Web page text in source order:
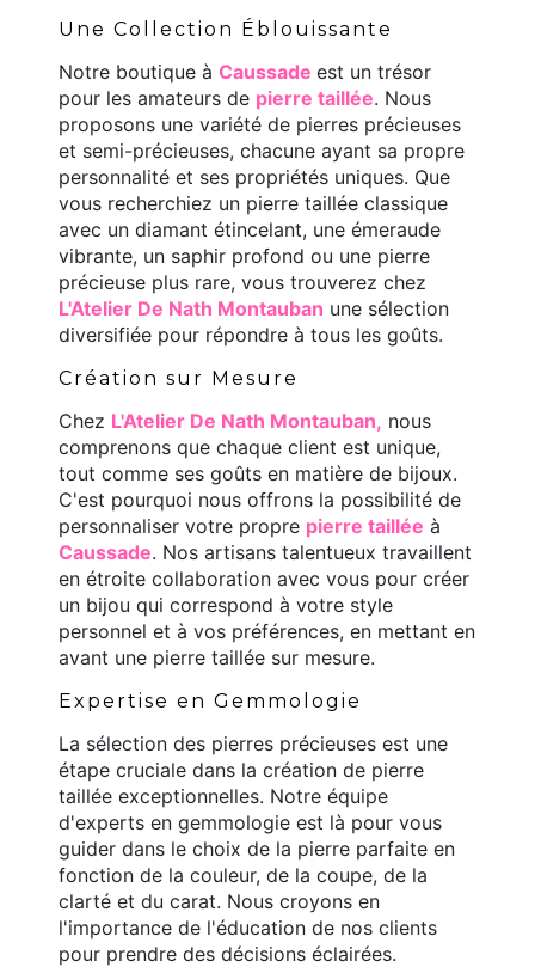
Une Collection Éblouissante
Notre boutique à Caussade est un trésor
pour les amateurs de pierre taillée. Nous
proposons une variété de pierres précieuses
et semi-précieuses, chacune ayant sa propre
personnalité et ses propriétés uniques. Que
vous recherchiez un pierre taillée classique
avec un diamant étincelant, une émeraude
vibrante, un saphir profond ou une pierre
précieuse plus rare, vous trouverez chez
L'Atelier De Nath Montauban une sélection
diversifiée pour répondre à tous les goûts.
Création sur Mesure
Chez L'Atelier De Nath Montauban, nous
comprenons que chaque client est unique,
tout comme ses goûts en matière de bijoux.
C'est pourquoi nous offrons la possibilité de
personnaliser votre propre pierre taillée à
Caussade. Nos artisans talentueux travaillent
en étroite collaboration avec vous pour créer
un bijou qui correspond à votre style
personnel et à vos préférences, en mettant en
avant une pierre taillée sur mesure.
Expertise en Gemmologie
La sélection des pierres précieuses est une
étape cruciale dans la création de pierre
taillée exceptionnelles. Notre équipe
d'experts en gemmologie est là pour vous
guider dans le choix de la pierre parfaite en
fonction de la couleur, de la coupe, de la
clarté et du carat. Nous croyons en
l'importance de l'éducation de nos clients
pour prendre des décisions éclairées.